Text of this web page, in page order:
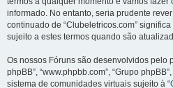
informado. No entanto, seria prudente
continuado de “Clubeletricos.com”
sujeito a estes termos quando são
Os nossos Fóruns são desenvolvidos pelo
phpBB”, “www.phpbb.com”, “Grupo
sistema de comunidades virtuais sujeito à “